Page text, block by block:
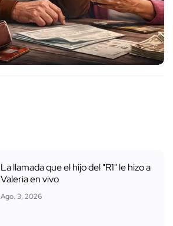
La llamada que el hijo del "R1" le hizo a
Valeria en vivo
Ago. 3, 2026